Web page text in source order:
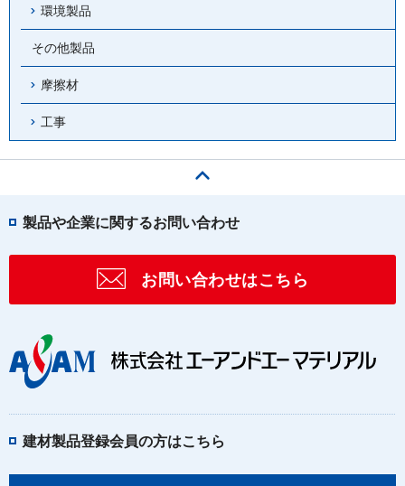
環境製品
その他製品
摩擦材
工事
ページの先頭へ
製品や企業に関するお問い合わせ
お問い合わせはこちら
建材製品登録会員の方はこちら